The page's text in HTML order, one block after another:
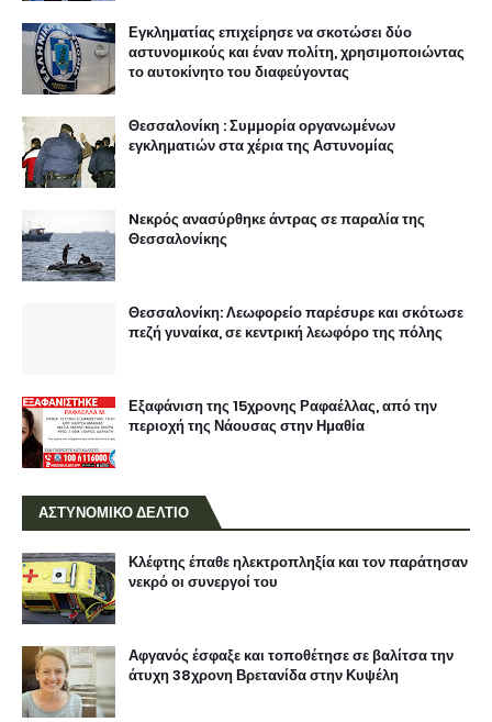
Εγκληματίας επιχείρησε να σκοτώσει δύο
αστυνομικούς και έναν πολίτη, χρησιμοποιώντας
το αυτοκίνητο του διαφεύγοντας
Θεσσαλονίκη : Συμμορία οργανωμένων
εγκληματιών στα χέρια της Αστυνομίας
Nεκρός ανασύρθηκε άντρας σε παραλία της
Θεσσαλονίκης
Θεσσαλονίκη: Λεωφορείο παρέσυρε και σκότωσε
πεζή γυναίκα, σε κεντρική λεωφόρο της πόλης
Εξαφάνιση της 15χρονης Ραφαέλλας, από την
περιοχή της Νάουσας στην Ημαθία
ΑΣΤΥΝΟΜΙΚΟ ΔΕΛΤΙΟ
Κλέφτης έπαθε ηλεκτροπληξία και τον παράτησαν
νεκρό οι συνεργοί του
Αφγανός έσφαξε και τοποθέτησε σε βαλίτσα την
άτυχη 38χρονη Βρετανίδα στην Κυψέλη